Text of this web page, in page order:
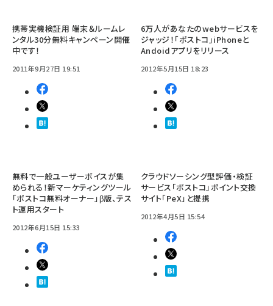
携帯実機検証用 端末＆ルームレ
ンタル30分無料キャンペーン開催
中です！
2011年9月27日 19:51
6万人があなたのwebサービスを
ジャッジ！「ポストコ」iPhoneと
Andoidアプリをリリース
2012年5月15日 18:23
無料で一般ユーザーボイスが集
められる！新マーケティングツール
「ポストコ無料オーナー」β版、テス
ト運用スタート
2012年6月15日 15:33
クラウドソーシング型評価・検証
サービス「ポストコ」ポイント交換
サイト「PeX」と提携
2012年4月5日 15:54